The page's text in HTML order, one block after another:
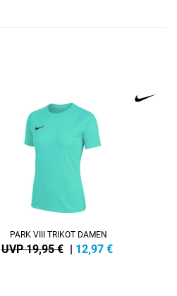
PARK VIII TRIKOT DAMEN
UVP 19,95 € | 12,97 €